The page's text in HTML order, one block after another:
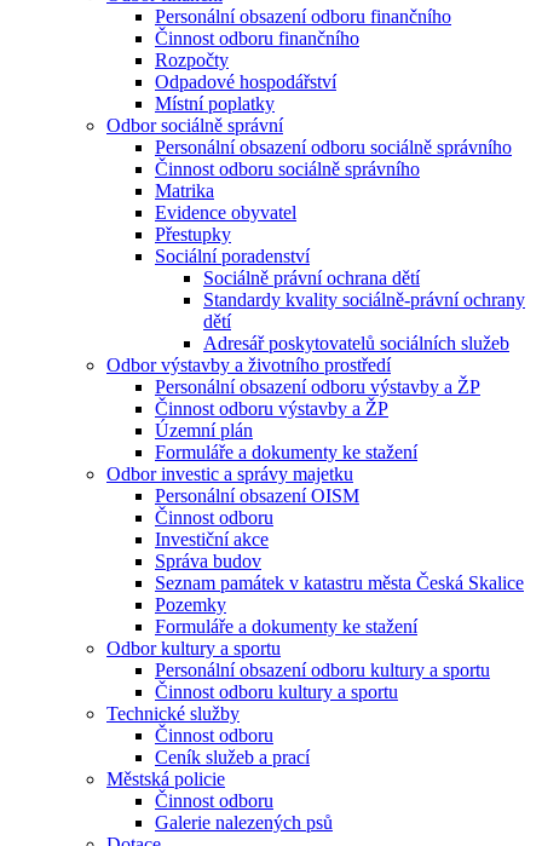
Personální obsazení odboru finančního
Činnost odboru finančního
Rozpočty
Odpadové hospodářství
Místní poplatky
Odbor sociálně správní
Personální obsazení odboru sociálně správního
Činnost odboru sociálně správního
Matrika
Evidence obyvatel
Přestupky
Sociální poradenství
Sociálně právní ochrana dětí
Standardy kvality sociálně-právní ochrany
dětí
Adresář poskytovatelů sociálních služeb
Odbor výstavby a životního prostředí
Personální obsazení odboru výstavby a ŽP
Činnost odboru výstavby a ŽP
Územní plán
Formuláře a dokumenty ke stažení
Odbor investic a správy majetku
Personální obsazení OISM
Činnost odboru
Investiční akce
Správa budov
Seznam památek v katastru města Česká Skalice
Pozemky
Formuláře a dokumenty ke stažení
Odbor kultury a sportu
Personální obsazení odboru kultury a sportu
Činnost odboru kultury a sportu
Technické služby
Činnost odboru
Ceník služeb a prací
Městská policie
Činnost odboru
Galerie nalezených psů